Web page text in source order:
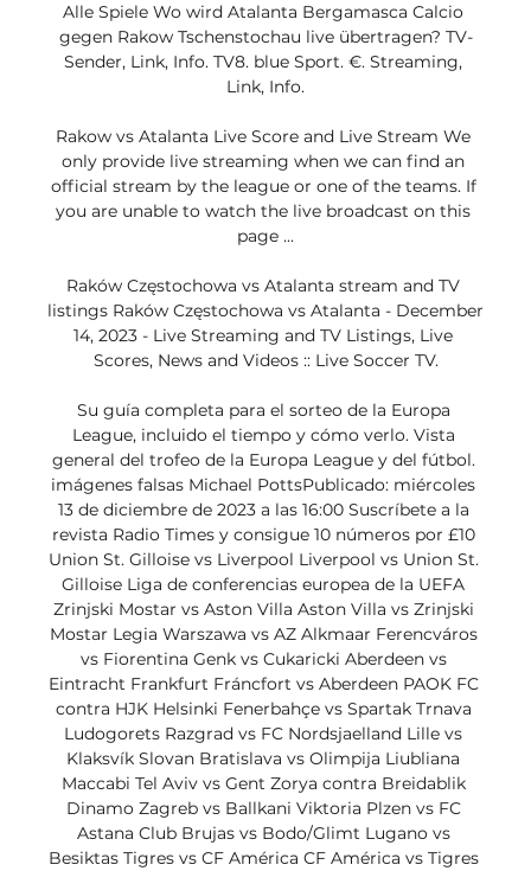
Alle Spiele Wo wird Atalanta Bergamasca Calcio
gegen Rakow Tschenstochau live übertragen? TV-
Sender, Link, Info. TV8. blue Sport. €. Streaming,
Link, Info.
Rakow vs Atalanta Live Score and Live Stream We
only provide live streaming when we can find an
official stream by the league or one of the teams. If
you are unable to watch the live broadcast on this
page ...
Raków Częstochowa vs Atalanta stream and TV
listings Raków Częstochowa vs Atalanta - December
14, 2023 - Live Streaming and TV Listings, Live
Scores, News and Videos :: Live Soccer TV.
Su guía completa para el sorteo de la Europa
League, incluido el tiempo y cómo verlo. Vista
general del trofeo de la Europa League y del fútbol.
imágenes falsas Michael PottsPublicado: miércoles
13 de diciembre de 2023 a las 16:00 Suscríbete a la
revista Radio Times y consigue 10 números por £10
Union St. Gilloise vs Liverpool Liverpool vs Union St.
Gilloise Liga de conferencias europea de la UEFA
Zrinjski Mostar vs Aston Villa Aston Villa vs Zrinjski
Mostar Legia Warszawa vs AZ Alkmaar Ferencváros
vs Fiorentina Genk vs Cukaricki Aberdeen vs
Eintracht Frankfurt Fráncfort vs Aberdeen PAOK FC
contra HJK Helsinki Fenerbahçe vs Spartak Trnava
Ludogorets Razgrad vs FC Nordsjaelland Lille vs
Klaksvík Slovan Bratislava vs Olimpija Liubliana
Maccabi Tel Aviv vs Gent Zorya contra Breidablik
Dinamo Zagreb vs Ballkani Viktoria Plzen vs FC
Astana Club Brujas vs Bodo/Glimt Lugano vs
Besiktas Tigres vs CF América CF América vs Tigres